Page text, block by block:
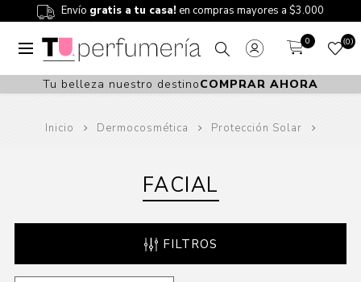
Envío gratis a tu casa! en compras mayores a $3.000
0 0
Tu belleza nuestro destinoCOMPRAR AHORA
Inicio Dermocosmética Protección Solar
FACIAL
FILTROS